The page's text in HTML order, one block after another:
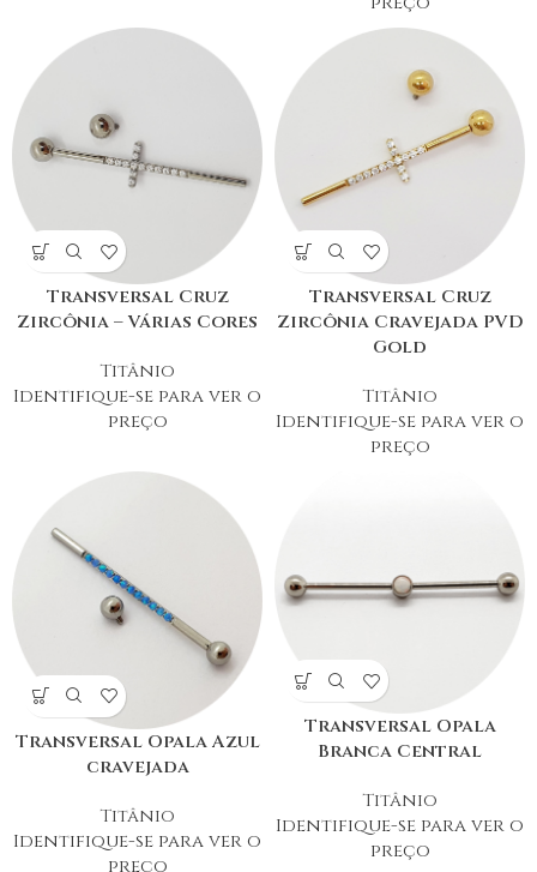
Transversal Cruz
Zircônia – Várias Cores
Titânio
Identifique-se para ver o
preço
Transversal Cruz
Zircônia Cravejada PVD
Gold
Titânio
Identifique-se para ver o
preço
Transversal Opala Azul
cravejada
Titânio
Identifique-se para ver o
preço
Transversal Opala
Branca Central
Titânio
Identifique-se para ver o
preço